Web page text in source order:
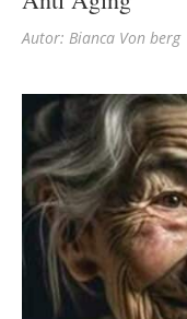
Autor: Bianca Von berg